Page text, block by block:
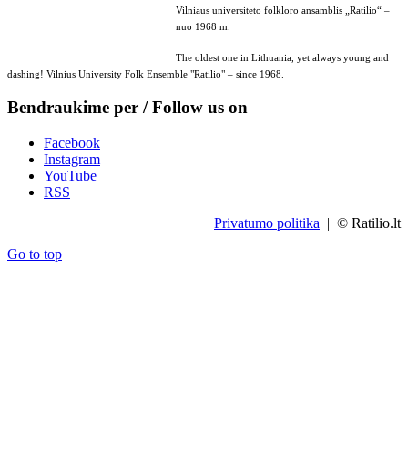
Vilniaus universiteto folkloro ansamblis „Ratilio“ –
nuo 1968 m.
The oldest one in Lithuania, yet always young and
dashing! Vilnius University Folk Ensemble "Ratilio" – since 1968.
Bendraukime per / Follow us on
Facebook
Instagram
YouTube
RSS
Privatumo politika | © Ratilio.lt
Go to top